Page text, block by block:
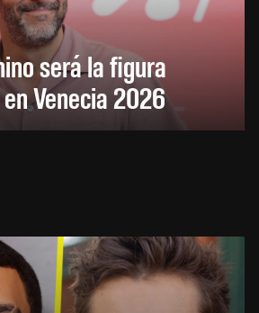
será la figura
Venecia 2026